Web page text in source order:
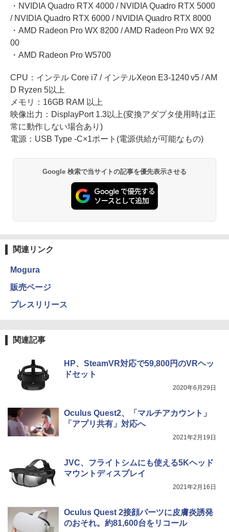
・NVIDIA Quadro RTX 4000 / NVIDIA Quadro RTX 5000
/ NVIDIA Quadro RTX 6000 / NVIDIA Quadro RTX 8000
・AMD Radeon Pro WX 8200 / AMD Radeon Pro WX 92
00
・AMD Radeon Pro W5700
CPU：インテル Core i7 / インテルXeon E3-1240 v5 / AM
D Ryzen 5以上
メモリ：16GB RAM 以上
映像出力：DisplayPort 1.3以上(変換アダプタ使用時は正
常に動作しない場合あり)
電源：USB Type -C×1ポート(電源供給が可能なもの)
Google 検索で当サイトの記事を優先表示させる
関連リンク
Mogura
販売ページ
プレスリリース
関連記事
HP、SteamVR対応で59,800円のVRヘッ
ドセット
2020年6月29日
Oculus Quest2、「マルチアカウント」
「アプリ共有」対応へ
2021年2月19日
JVC、フライトシムにも使える5Kヘッド
マウントディスプレイ
2021年2月16日
Oculus Quest 2接顔パーツに皮膚炎誘発
のおそれ。約81,600台をリコール